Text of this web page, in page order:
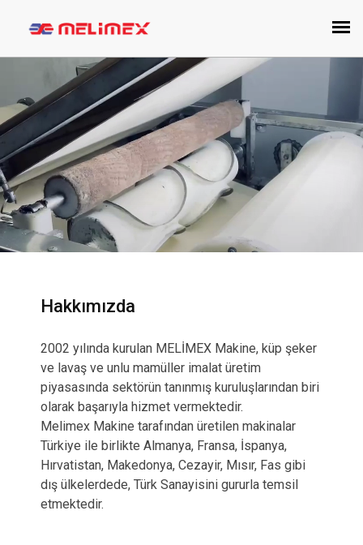
Hakkımızda
2002 yılında kurulan MELİMEX Makine, küp şeker
ve lavaş ve unlu mamüller imalat üretim
piyasasında sektörün tanınmış kuruluşlarından biri
olarak başarıyla hizmet vermektedir.
Melimex Makine tarafından üretilen makinalar
Türkiye ile birlikte Almanya, Fransa, İspanya,
Hırvatistan, Makedonya, Cezayir, Mısır, Fas gibi
dış ülkelerdede, Türk Sanayisini gururla temsil
etmektedir.